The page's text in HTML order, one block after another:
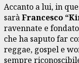
Accanto a lui, in
saràFrancesco
ravennate e
che ha saputo far
reggae, gospel e
sempre